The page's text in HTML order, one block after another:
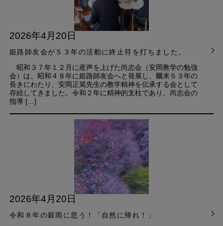
2026年4月20日
姫路師友会が５３年の活動に終止符を打ちました。
昭和３７年１２月に産声を上げた尚志会（安岡教学の勉強
会）は、昭和４８年に姫路師友会へと発展し、爾来５３年の
長きにわたり、安岡正篤先生の教学精神を伝承する会として
存続してきました。令和２年に精神的支柱であり、尚志会の
指導 […]
2026年4月20日
令和８年の穀雨に思う！「自然に帰れ！」